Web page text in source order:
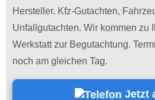
Hersteller. Kfz-Gutachten,
Unfallgutachten. Wir kommen zu
Werkstatt zur Begutachtung.
noch am gleichen Tag.
Jetzt